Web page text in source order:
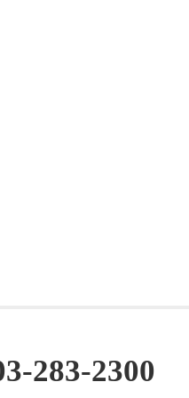
283-2300